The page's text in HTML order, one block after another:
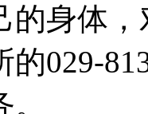
的身体
029-